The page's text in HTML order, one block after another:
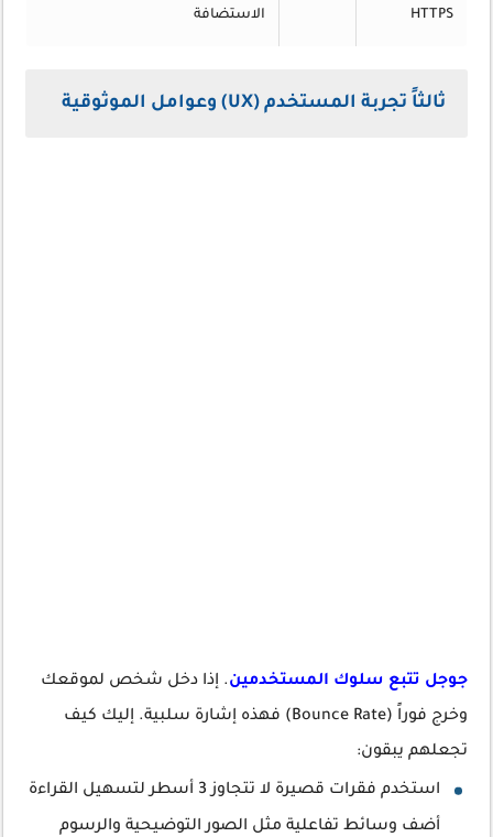
HTTPS الاستضافة
ثالثاً تجربة المستخدم (UX) وعوامل الموثوقية
جوجل تتبع سلوك المستخدمين. إذا دخل شخص لموقعك
وخرج فوراً (Bounce Rate) فهذه إشارة سلبية. إليك كيف
تجعلهم يبقون:
استخدم فقرات قصيرة لا تتجاوز 3 أسطر لتسهيل القراءة
أضف وسائط تفاعلية مثل الصور التوضيحية والرسوم